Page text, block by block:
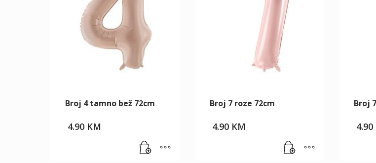
Broj 4 tamno bež 72cm
4.90 KM
Broj 7 roze 72cm
4.90 KM
Broj
4.90